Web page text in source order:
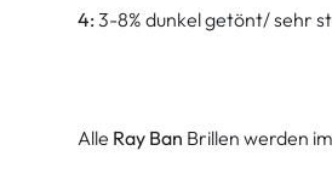
4: 3-8% dunkel getönt/ sehr
Alle Ray Ban Brillen werden